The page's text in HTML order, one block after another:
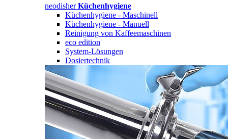
neodisherKüchenhygiene
Küchenhygiene - Maschinell
Küchenhygiene - Manuell
Reinigung von Kaffeemaschinen
eco edition
System-Lösungen
Dosiertechnik